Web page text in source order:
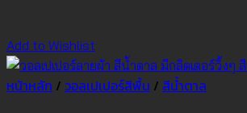
Add to Wishlist
หน้าหลัก / วอลเปเปอร์สีพื้น / สีน้ำตาล